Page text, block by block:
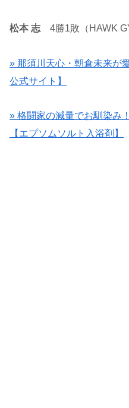
松本 志 4勝1敗（HAWK
» 那須川天心・朝倉未来が
公式サイト】
» 格闘家の減量でお馴染み
【エプソムソルト入浴剤】